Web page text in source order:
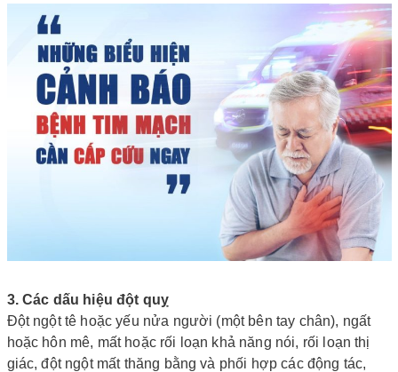
3. Các dấu hiệu đột quỵ
Đột ngột tê hoặc yếu nửa người (một bên tay chân), ngất
hoặc hôn mê, mất hoặc rối loạn khả năng nói, rối loạn thị
giác, đột ngột mất thăng bằng và phối hợp các động tác,